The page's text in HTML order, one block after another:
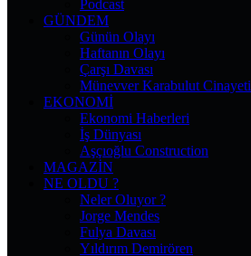
Podcast
GÜNDEM
Günün Olayı
Haftanın Olayı
Çarşı Davası
Münevver Karabulut Cinayeti
EKONOMI
Ekonomi Haberleri
İş Dünyası
Aşçıoğlu Construction
MAGAZIN
NE OLDU ?
Neler Oluyor ?
Jorge Mendes
Fulya Davası
Yıldırım Demirören